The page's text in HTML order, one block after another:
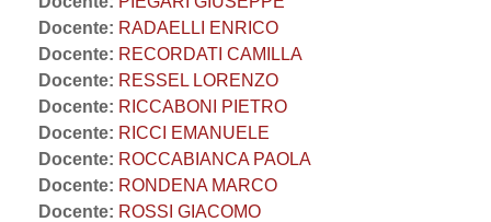
Docente: RADAELLI ENRICO
Docente: RECORDATI CAMILLA
Docente: RESSEL LORENZO
Docente: RICCABONI PIETRO
Docente: RICCI EMANUELE
Docente: ROCCABIANCA PAOLA
Docente: RONDENA MARCO
Docente: ROSSI GIACOMO